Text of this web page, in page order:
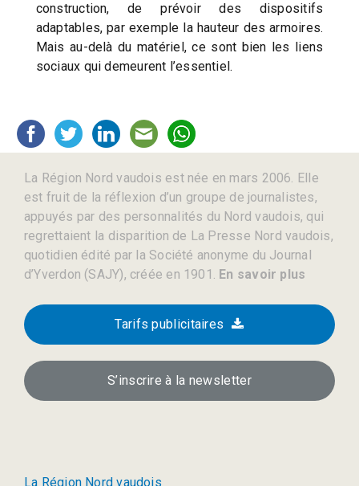
construction, de prévoir des dispositifs
adaptables, par exemple la hauteur des armoires.
Mais au-delà du matériel, ce sont bien les liens
sociaux qui demeurent l’essentiel.
La Région Nord vaudois est née en mars 2006. Elle
est fruit de la réflexion d’un groupe de journalistes,
appuyés par des personnalités du Nord vaudois, qui
regrettaient la disparition de La Presse Nord vaudois,
quotidien édité par la Société anonyme du Journal
d’Yverdon (SAJY), créée en 1901. En savoir plus
Tarifs publicitaires
S’inscrire à la newsletter
La Région Nord vaudois